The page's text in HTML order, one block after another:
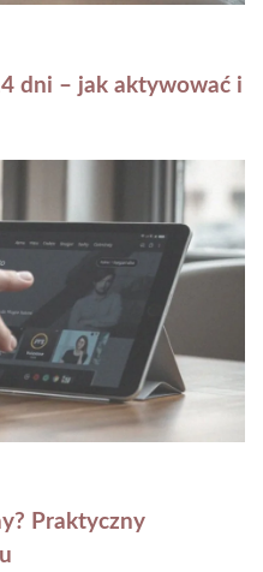
dni – jak aktywować i
Praktyczny